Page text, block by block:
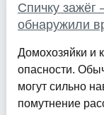
Спичку зажёг
обнаружили
Домохозяйки и
опасности.
могут сильно
помутнение